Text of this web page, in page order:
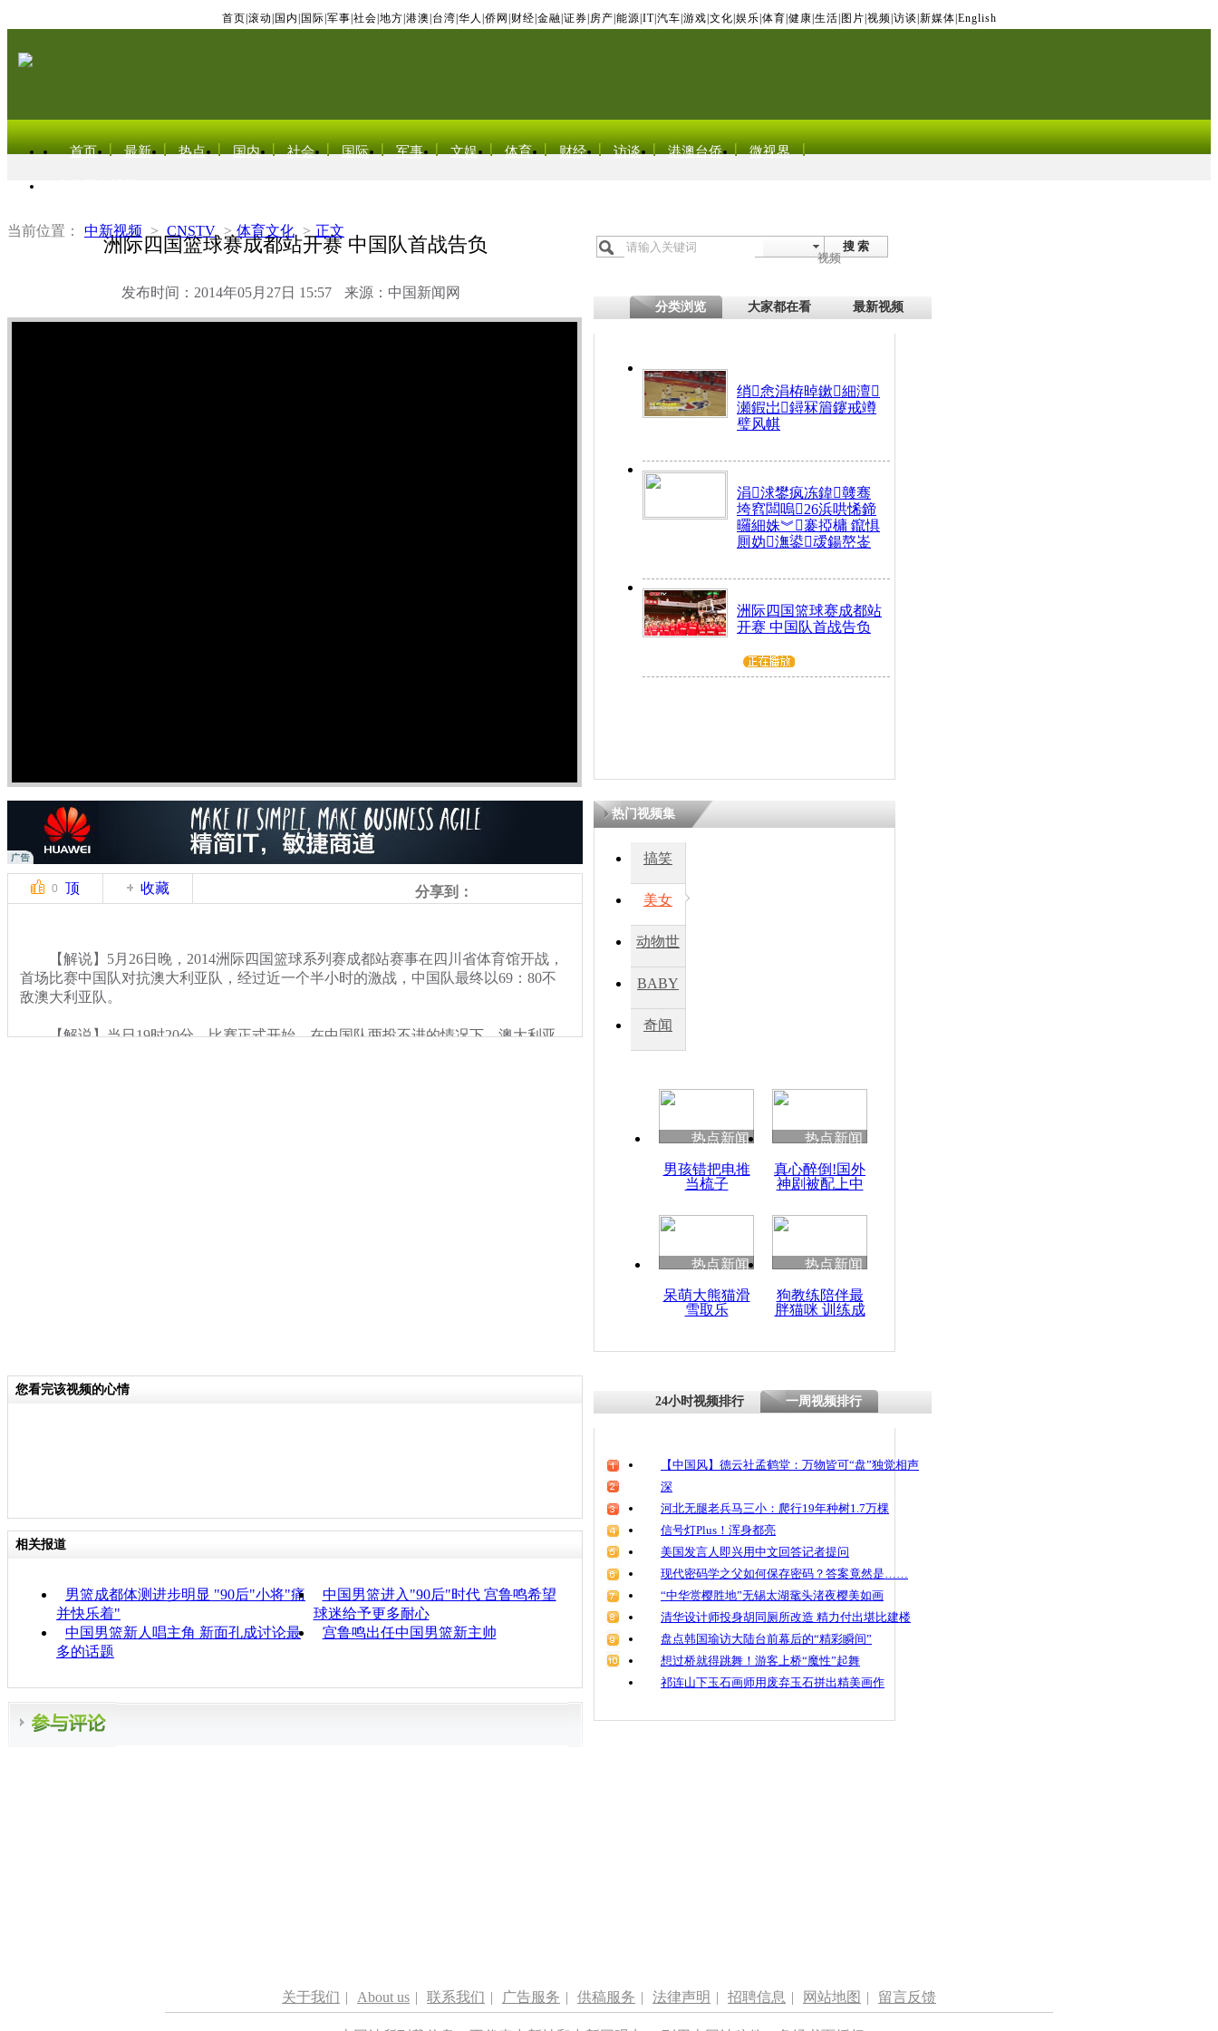
首页 滚动 国内 国际 军事 社会 地方 港澳 台湾 华人 侨网 财经 金融 证券 房产 能源 IT| 汽车 游戏 文化 娱乐 体育 健康 生活 图片 视频 访谈 新媒体 English
首页 最新 热点 国内 社会 国际 军事 文娱 体育 财经 访谈 港澳台侨 微视界
当前位置： 中新视频 > CNSTV > 体育文化 > 正文
洲际四国篮球赛成都站开赛 中国队首战告负
发布时间：2014年05月27日 15:57 来源：中国新闻网
搜 索
视频
分类浏览 大家都在看 最新视频
绡悆涓栫晫鏉細澶
瀬鍜岀鐞冧篃鑳戒竴
璧风帺
涓浗鐢疯冻鍏竷骞
垮窞闆嗚26浜哄悕鍗
曪細姝︾褰掗槦 鑹惧
厠妫潕鍙叆鍚嶅崟
洲际四国篮球赛成都站
开赛 中国队首战告负
0 顶 收藏 分享到：
【解说】5月26日晚，2014洲际四国篮球系列赛成都站赛事在四川省体育馆开战，
首场比赛中国队对抗澳大利亚队，经过近一个半小时的激战，中国队最终以69：80不
敌澳大利亚队。
【解说】当日19时20分，比赛正式开始，在中国队两投不进的情况下，澳大利亚
热门视频集
搞笑
美女
动物世
BABY
秀
奇闻
热点新闻
男孩错把电推
当梳子
热点新闻
真心醉倒!国外
神剧被配上中
热点新闻
呆萌大熊猫滑
雪取乐
热点新闻
狗教练陪伴最
胖猫咪 训练成
您看完该视频的心情
相关报道
男篮成都体测进步明显 "90后"小将"痛
并快乐着"
中国男篮进入"90后"时代 宫鲁鸣希望
球迷给予更多耐心
中国男篮新人唱主角 新面孔成讨论最
多的话题
宫鲁鸣出任中国男篮新主帅
24小时视频排行 一周视频排行
【中国风】德云社孟鹤堂：万物皆可“盘”独觉相声
深
河北无腿老兵马三小：爬行19年种树1.7万棵
信号灯Plus！浑身都亮
美国发言人即兴用中文回答记者提问
现代密码学之父如何保存密码？答案竟然是……
“中华赏樱胜地”无锡太湖鼋头渚夜樱美如画
清华设计师投身胡同厕所改造 精力付出堪比建楼
盘点韩国瑜访大陆台前幕后的“精彩瞬间”
想过桥就得跳舞！游客上桥“魔性”起舞
祁连山下玉石画师用废弃玉石拼出精美画作
关于我们 | About us | 联系我们 | 广告服务 | 供稿服务 | 法律声明 | 招聘信息 | 网站地图 | 留言反馈